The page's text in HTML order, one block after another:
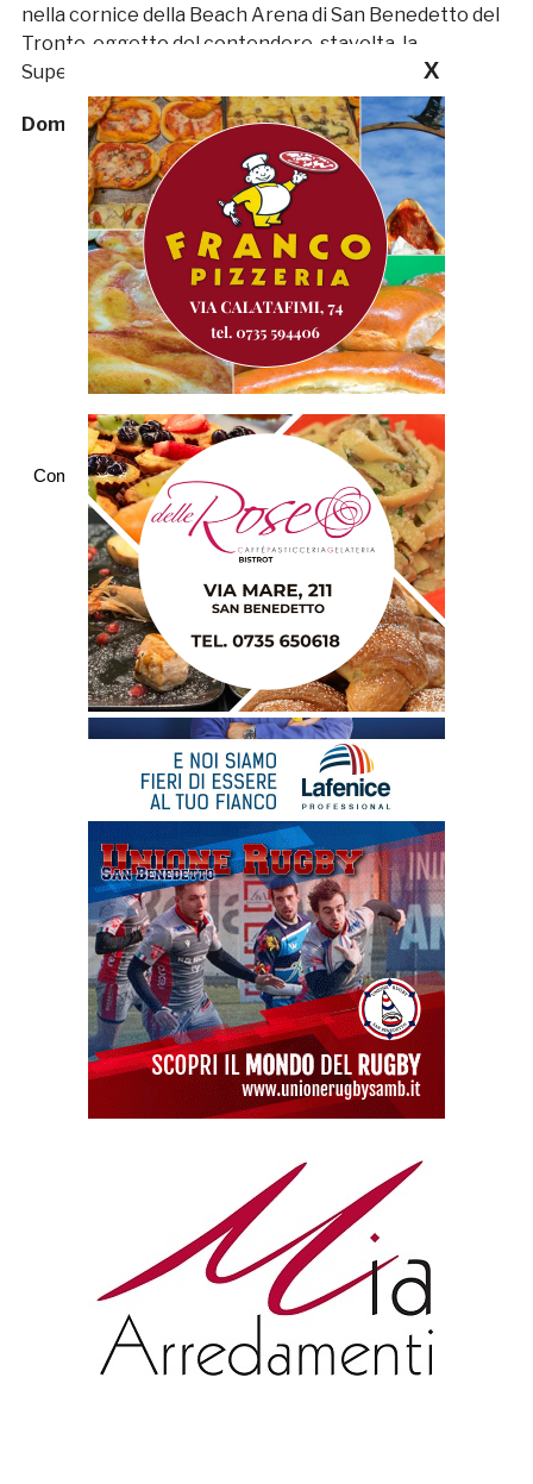
nella cornice della Beach Arena di San Benedetto del
Tronto, oggetto del contendere, stavolta, la
Supercoppa di Lega.
Domenico del Zompo
Commenti
X